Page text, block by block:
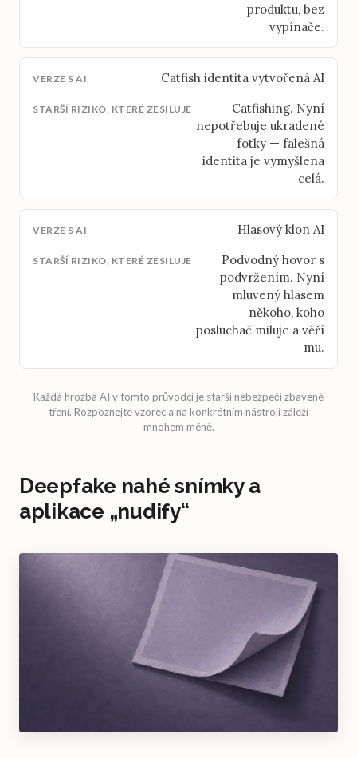
produktu, bez
vypínače.
Catfish identita vytvořená AI
Catfishing. Nyní
nepotřebuje ukradené
fotky — falešná
identita je vymyšlena
celá.
Hlasový klon AI
Podvodný hovor s
podvržením. Nyní
mluvený hlasem
někoho, koho
posluchač miluje a věří
mu.
Každá hrozba AI v tomto průvodci je starší nebezpečí zbavené
tření. Rozpoznejte vzorec a na konkrétním nástroji záleží
mnohem méně.
Deepfake nahé snímky a
aplikace „nudify“